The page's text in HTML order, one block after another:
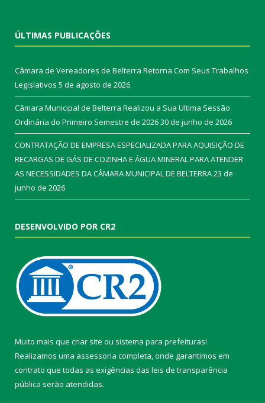
ÚLTIMAS PUBLICAÇÕES
Câmara de Vereadores de Belterra Retorna Com Seus Trabalhos
Legislativos 5 de agosto de 2026
Câmara Municipal de Belterra Realizou a Sua Ultima Sessão
Ordinária do Primeiro Semestre de 202630 de junho de 2026
CONTRATAÇÃO DE EMPRESA ESPECIALIZADA PARA AQUISIÇÃO DE
RECARGAS DE GÁS DE COZINHA E ÁGUA MINERAL PARA ATENDER
AS NECESSIDADES DA CÂMARA MUNICIPAL DE BELTERRA23 de
junho de 2026
DESENVOLVIDO POR CR2
Muito mais que criar site ou sistema para prefeituras!
Realizamos uma assessoria completa, onde garantimos em
contrato que todas as exigências das leis de transparência
pública serão atendidas.